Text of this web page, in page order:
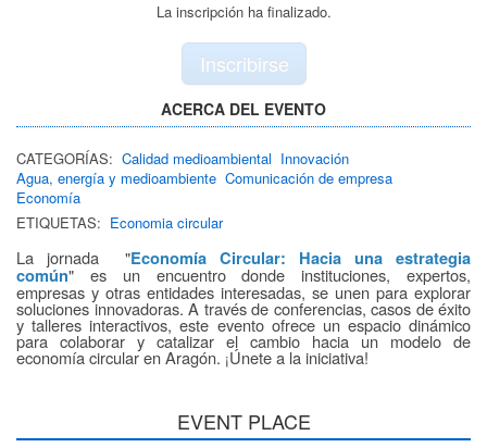
La inscripción ha finalizado.
Inscribirse
ACERCA DEL EVENTO
CATEGORÍAS: Calidad medioambiental Innovación
Agua, energía y medioambiente Comunicación de empresa
Economía
ETIQUETAS: Economia circular
La jornada "Economía Circular: Hacia una estrategia
común" es un encuentro donde instituciones, expertos,
empresas y otras entidades interesadas, se unen para explorar
soluciones innovadoras. A través de conferencias, casos de éxito
y talleres interactivos, este evento ofrece un espacio dinámico
para colaborar y catalizar el cambio hacia un modelo de
economía circular en Aragón. ¡Únete a la iniciativa!
EVENT PLACE